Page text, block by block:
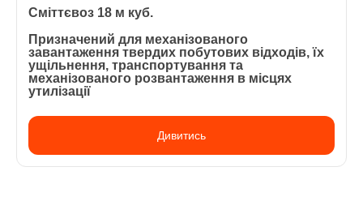
Сміттєвоз 18 м куб.
Призначений для механізованого
завантаження твердих побутових відходів, їх
ущільнення, транспортування та
механізованого розвантаження в місцях
утилізації
Дивитись